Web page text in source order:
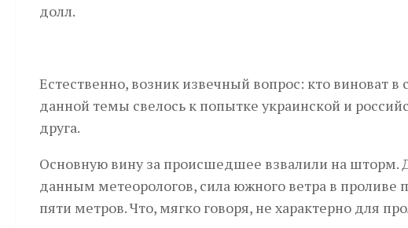
долл.
Естественно, возник извечный вопрос: кто виноват
данной темы свелось к попытке украинской и
друга.
Основную вину за происшедшее взвалили на шторм.
данным метеорологов, сила южного ветра в проливе
пяти метров. Что, мягко говоря, не характерно для